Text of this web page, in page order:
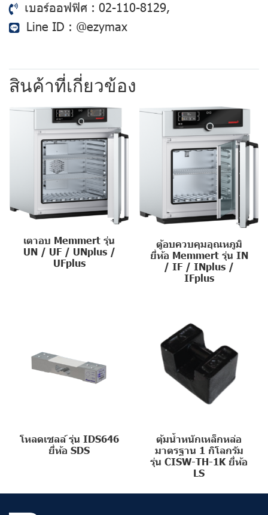
เบอร์ออฟฟิศ : 02-110-8129,
Line ID : @ezymax
สินค้าที่เกี่ยวข้อง
เตาอบ Memmert รุ่น
UN / UF / UNplus /
UFplus
ตู้อบควบคุมอุณหภูมิ
ยี่ห้อ Memmert รุ่น IN
/ IF / INplus /
IFplus
โหลดเซลล์ รุ่น IDS646
ยี่ห้อ SDS
ตุ้มน้ำหนักเหล็กหล่อ
มาตรฐาน 1 กิโลกรัม
รุ่น CISW-TH-1K ยี่ห้อ
LS